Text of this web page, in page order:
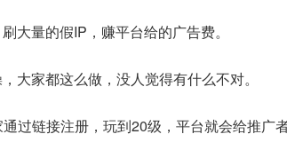
大量的假IP，赚平台给的广告费。
大家都这么做，没人觉得有什么不对。
过链接注册，玩到20级，平台就会给推广